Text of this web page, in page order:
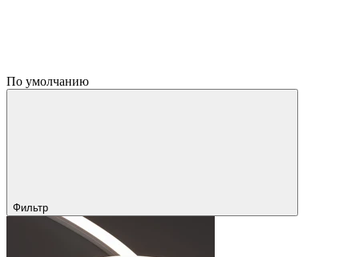
По умолчанию
Фильтр